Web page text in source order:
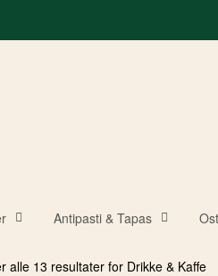
Antipasti & Tapas
alle 13 resultater for Drikke & Kaffe